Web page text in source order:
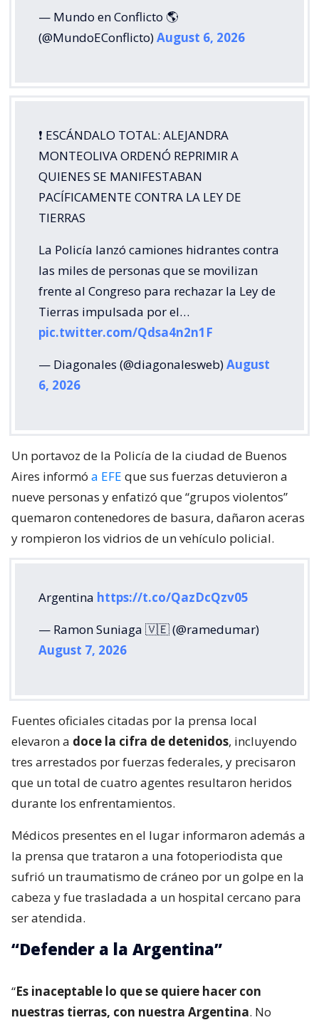
— Mundo en Conflicto 🌎
(@MundoEConflicto)August 6, 2026
❗️ ESCÁNDALO TOTAL: ALEJANDRA
MONTEOLIVA ORDENÓ REPRIMIR A
QUIENES SE MANIFESTABAN
PACÍFICAMENTE CONTRA LA LEY DE
TIERRAS
La Policía lanzó camiones hidrantes contra
las miles de personas que se movilizan
frente al Congreso para rechazar la Ley de
Tierras impulsada por el…
pic.twitter.com/Qdsa4n2n1F
— Diagonales (@diagonalesweb)August
6, 2026
Un portavoz de la Policía de la ciudad de Buenos
Aires informó a EFE que sus fuerzas detuvieron a
nueve personas y enfatizó que “grupos violentos”
quemaron contenedores de basura, dañaron aceras
y rompieron los vidrios de un vehículo policial.
Argentina https://t.co/QazDcQzv05
— Ramon Suniaga 🇻🇪 (@ramedumar)
August 7, 2026
Fuentes oficiales citadas por la prensa local
elevaron a doce la cifra de detenidos, incluyendo
tres arrestados por fuerzas federales, y precisaron
que un total de cuatro agentes resultaron heridos
durante los enfrentamientos.
Médicos presentes en el lugar informaron además a
la prensa que trataron a una fotoperiodista que
sufrió un traumatismo de cráneo por un golpe en la
cabeza y fue trasladada a un hospital cercano para
ser atendida.
“Defender a la Argentina”
“Es inaceptable lo que se quiere hacer con
nuestras tierras, con nuestra Argentina. No